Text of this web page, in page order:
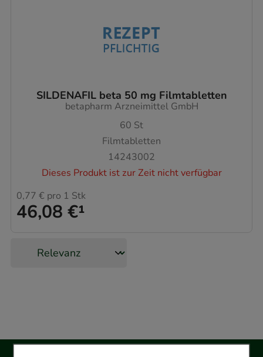
SILDENAFIL beta 50 mg Filmtabletten
betapharm Arzneimittel GmbH
60 St
Filmtabletten
14243002
Dieses Produkt ist zur Zeit nicht verfügbar
46,08 €¹
0,77 € pro 1 Stk